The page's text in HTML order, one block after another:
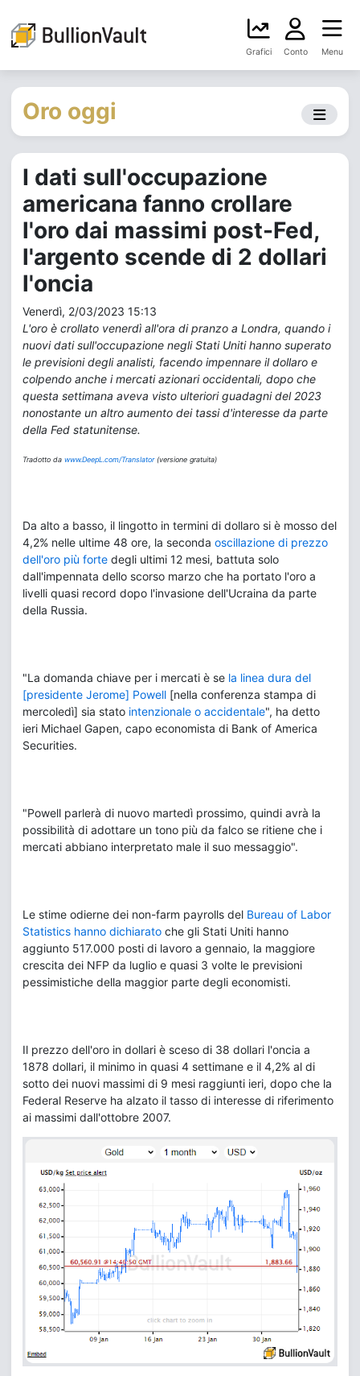
Grafici Conto Menu
Oro oggi
I dati sull'occupazione
americana fanno crollare
l'oro dai massimi post-Fed,
l'argento scende di 2 dollari
l'oncia
Venerdì, 2/03/2023 15:13
L'oro è crollato venerdì all'ora di pranzo a Londra, quando i
nuovi dati sull'occupazione negli Stati Uniti hanno superato
le previsioni degli analisti, facendo impennare il dollaro e
colpendo anche i mercati azionari occidentali, dopo che
questa settimana aveva visto ulteriori guadagni del 2023
nonostante un altro aumento dei tassi d'interesse da parte
della Fed statunitense.
Tradotto da www.DeepL.com/Translator(versione gratuita)
Da alto a basso, il lingotto in termini di dollaro si è mosso del
4,2% nelle ultime 48 ore, la seconda oscillazione di prezzo
dell'oro più forte degli ultimi 12 mesi, battuta solo
dall'impennata dello scorso marzo che ha portato l'oro a
livelli quasi record dopo l'invasione dell'Ucraina da parte
della Russia.
"La domanda chiave per i mercati è se la linea dura del
[presidente Jerome] Powell [nella conferenza stampa di
mercoledì] sia stato intenzionale o accidentale", ha detto
ieri Michael Gapen, capo economista di Bank of America
Securities.
"Powell parlerà di nuovo martedì prossimo, quindi avrà la
possibilità di adottare un tono più da falco se ritiene che i
mercati abbiano interpretato male il suo messaggio".
Le stime odierne dei non-farm payrolls del Bureau of Labor
Statistics hanno dichiarato che gli Stati Uniti hanno
aggiunto 517.000 posti di lavoro a gennaio, la maggiore
crescita dei NFP da luglio e quasi 3 volte le previsioni
pessimistiche della maggior parte degli economisti.
Il prezzo dell'oro in dollari è sceso di 38 dollari l'oncia a
1878 dollari, il minimo in quasi 4 settimane e il 4,2% al di
sotto dei nuovi massimi di 9 mesi raggiunti ieri, dopo che la
Federal Reserve ha alzato il tasso di interesse di riferimento
ai massimi dall'ottobre 2007.